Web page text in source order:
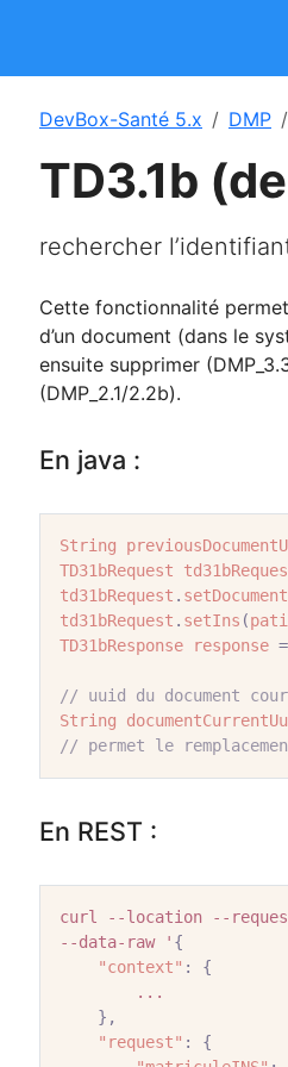
DevBox-Santé 5.x DMP
TD3.1b
rechercher
Cette fonctionnalité
d’un document (dans le
ensuite supprimer
(DMP_2.1/2.2b).
En java :
String
TD31bRequest
td31bRequest .
td31bRequest . setIns (
TD31bResponse
response =
// uuid du document
String
// permet le
En REST :
curl --location --
--data-raw
' {
"context" :
{
...
},
"request" :
{